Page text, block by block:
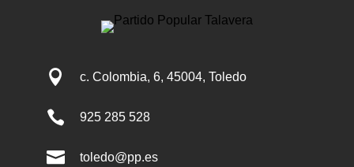
 c. Colombia, 6, 45004, Toledo
 925 285 528
 toledo@pp.es